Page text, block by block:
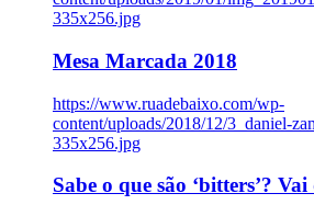
335x256.jpg
Mesa Marcada 2018
https://www.ruadebaixo.com/wp-
content/uploads/2018/12/3_daniel-
335x256.jpg
Sabe o que são ‘bitters’?